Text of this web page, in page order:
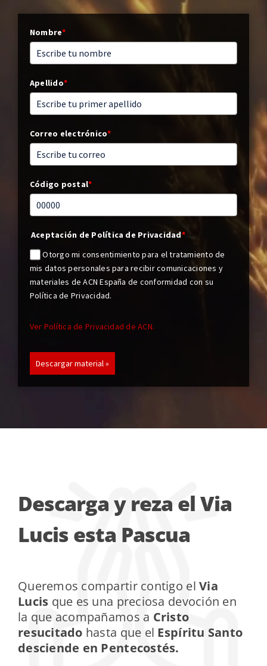
Nombre*
Apellido*
Correo electrónico*
Código postal*
Aceptación de Política de Privacidad*
Otorgo mi consentimiento para el tratamiento de
mis datos personales para recibir comunicaciones y
materiales de ACN España de conformidad con su
Política de Privacidad.
Ver Política de Privacidad de ACN.
Descargar material »
Descarga y reza el Via
Lucis esta Pascua
Queremos compartir contigo elVia
Lucis que es una preciosa devoción en
la que acompañamos a Cristo
resucitado hasta que el Espíritu Santo
desciende en Pentecostés.